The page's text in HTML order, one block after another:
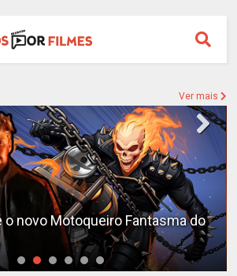
Ver mais
o novo Motoqueiro Fantasma do